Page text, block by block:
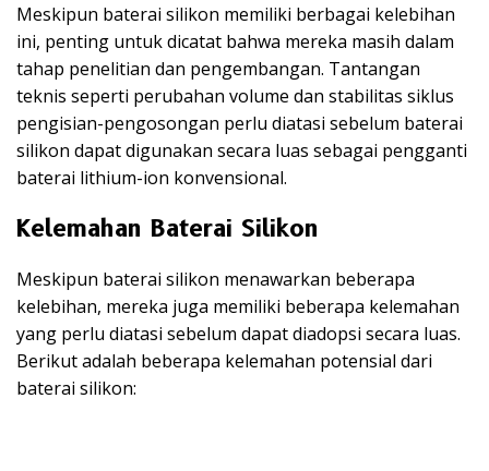
Meskipun baterai silikon memiliki berbagai kelebihan
ini, penting untuk dicatat bahwa mereka masih dalam
tahap penelitian dan pengembangan. Tantangan
teknis seperti perubahan volume dan stabilitas siklus
pengisian-pengosongan perlu diatasi sebelum baterai
silikon dapat digunakan secara luas sebagai pengganti
baterai lithium-ion konvensional.
Kelemahan Baterai Silikon
Meskipun baterai silikon menawarkan beberapa
kelebihan, mereka juga memiliki beberapa kelemahan
yang perlu diatasi sebelum dapat diadopsi secara luas.
Berikut adalah beberapa kelemahan potensial dari
baterai silikon: